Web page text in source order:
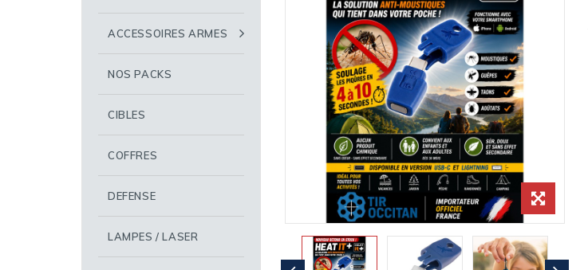
ACCESSOIRES ARMES
NOS PACKS
CIBLES
COFFRES
DEFENSE
LAMPES / LASER